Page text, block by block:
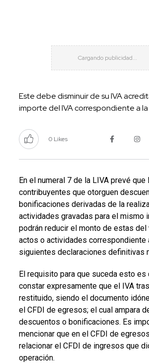
Este debe disminuir de su IVA
importe del IVA correspondiente a
0 Likes
En el numeral 7 de la LIVA prevé que
contribuyentes que otorguen
bonificaciones derivadas de la
actividades gravadas para el mismo
podrán reducir el monto de estas del
actos o actividades correspondiente
siguientes declaraciones definitivas
El requisito para que suceda esto es
constar expresamente que el IVA
restituido, siendo el documento
el CFDI de egresos; el cual ampara
descuentos o bonificaciones. Es
mencionar que en el CFDI de
relacionar el CFDI de ingresos que
operación.